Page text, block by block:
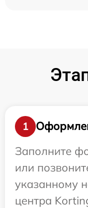
1
Заполните
или
указанному
центра